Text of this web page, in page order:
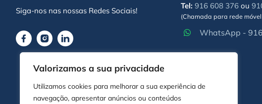
Valorizamos a sua privacidade
Utilizamos cookies para melhorar a sua experiência de
navegação, apresentar anúncios ou conteúdos
Siga-nos nas nossas Redes Sociais!
Tel: 916 608 376ou
(Chamada para rede
WhatsApp -